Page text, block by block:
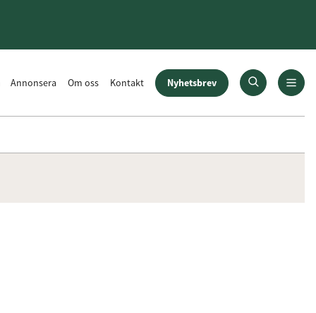
Annonsera Om oss Kontakt Nyhetsbrev